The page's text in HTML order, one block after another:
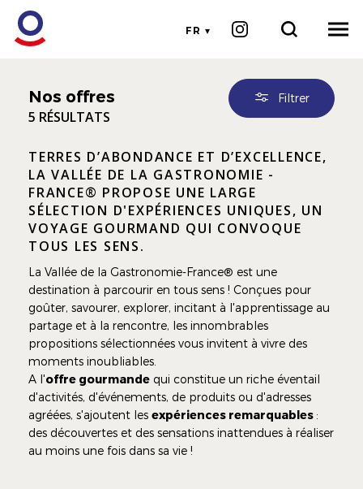
FR
Nos offres Filtrer
5 RÉSULTATS
TERRES D’ABONDANCE ET D’EXCELLENCE,
LA VALLÉE DE LA GASTRONOMIE -
FRANCE® PROPOSE UNE LARGE
SÉLECTION D'EXPÉRIENCES UNIQUES, UN
VOYAGE GOURMAND QUI CONVOQUE
TOUS LES SENS.
La Vallée de la Gastronomie-France® est une
destination à parcourir en tous sens ! Conçues pour
goûter, savourer, explorer, incitant à l'apprentissage au
partage et à la rencontre, les innombrables
propositions sélectionnées vous invitent à vivre des
moments inoubliables.
A l'offre gourmande qui constitue un riche éventail
d'activités, d'événements, de produits ou d'adresses
agréées, s'ajoutent les expériences remarquables :
des découvertes et des sensations inattendues à réaliser
au moins une fois dans sa vie !